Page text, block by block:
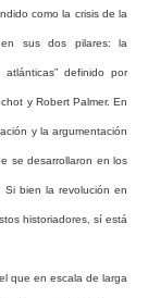
como la crisis de la
en sus dos pilares: la
atlánticas”definido por
y Robert Palmer. En
y la argumentación
se desarrollaron en los
Si bien la revolución en
historiadores, sí está
el que en escala de larga